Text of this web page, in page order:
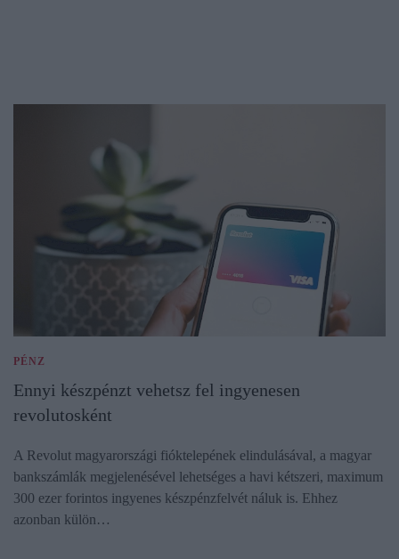
PÉNZ
Ennyi készpénzt vehetsz fel ingyenesen
revolutosként
A Revolut magyarországi fióktelepének elindulásával, a magyar
bankszámlák megjelenésével lehetséges a havi kétszeri, maximum
300 ezer forintos ingyenes készpénzfelvét náluk is. Ehhez
azonban külön…